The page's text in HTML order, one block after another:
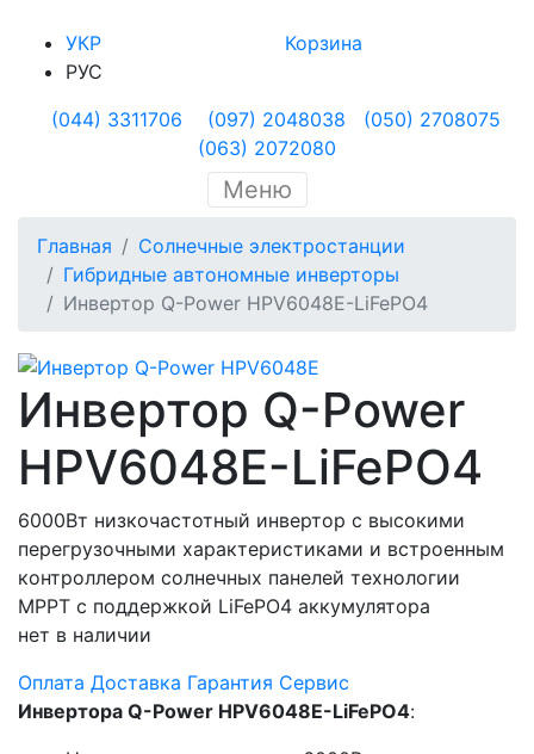
УКР
РУС
Корзина
(044) 3311706 (097) 2048038
(050) 2708075
(063) 2072080
Меню
Главная
Солнечные электростанции
Гибридные автономные инверторы
Инвертор Q-Power HPV6048E-LiFePO4
Инвертор Q-Power
HPV6048E-LiFePO4
6000Вт низкочастотный инвертор с высокими
перегрузочными характеристиками и встроенным
контроллером солнечных панелей технологии
MPPT с поддержкой LiFePO4 аккумулятора
нет в наличии
Оплата Доставка Гарантия Сервис
Инвертора Q-Power HPV6048Е-LiFePO4: